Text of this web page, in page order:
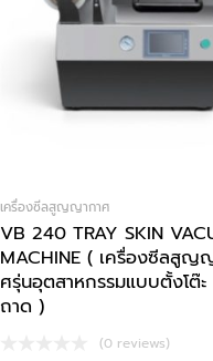
เครื่องซีลสูญญากาศ
VB 240 TRAY SKIN
MACHINE ( เครื่องซีลสูญ
ศรุ่นอุตสาหกรรมแบบตั้งโต๊
ถาด )
(0 reviews)